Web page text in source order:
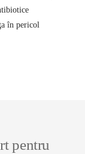
în pericol
pentru